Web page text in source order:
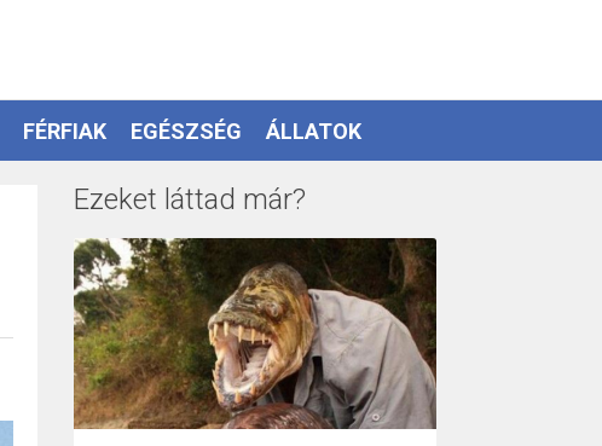
FÉRFIAK EGÉSZSÉG ÁLLATOK
Ezeket láttad már?